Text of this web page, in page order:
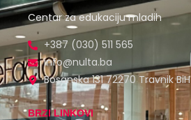
Centar za edukaciju mladih
+387 (030) 511 565
info@nulta.ba
Bosanska 131 72270 Travnik BiH
BRZI LINKOVI